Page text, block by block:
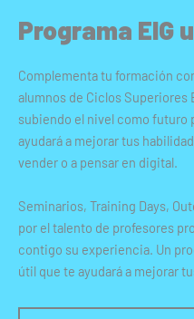
Programa EIG
Complementa tu formación
alumnos de Ciclos Superiores
subiendo el nivel como futuro
ayudará a mejorar tus
vender o a pensar en digital.
Seminarios, Training Days,
por el talento de profesores
contigo su experiencia. Un
útil que te ayudará a mejorar